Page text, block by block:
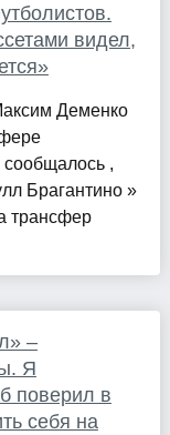
видел,
Деменко
,
Брагантино »
трансфер
–
Я
поверил в
себя на